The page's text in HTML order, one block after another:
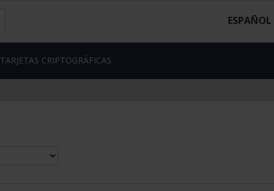
ESPAÑOL
TARJETAS CRIPTOGRÁFICAS